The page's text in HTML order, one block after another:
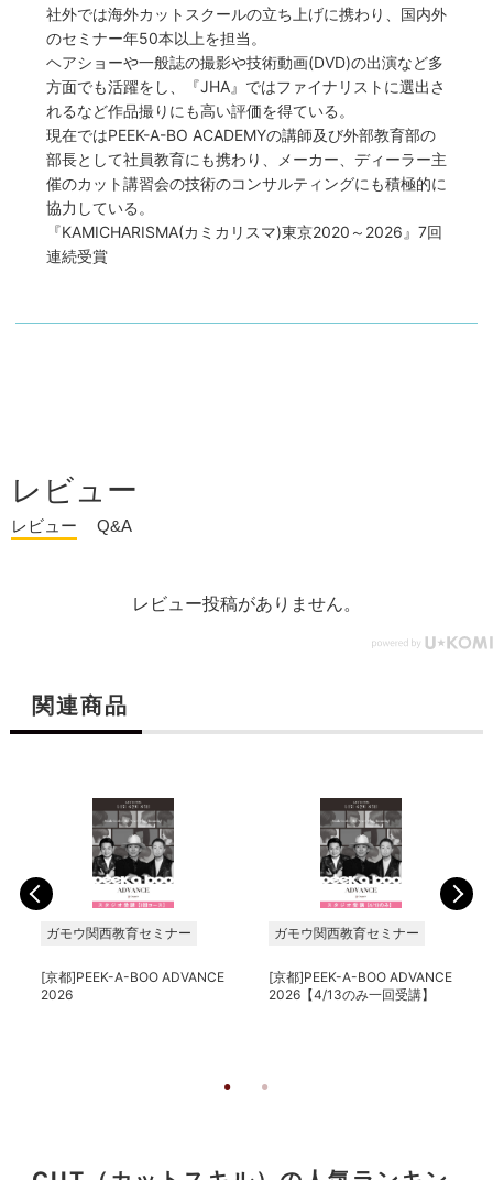
社外では海外カットスクールの立ち上げに携わり、国内外
のセミナー年50本以上を担当。
ヘアショーや一般誌の撮影や技術動画(DVD)の出演など多
方面でも活躍をし、『JHA』ではファイナリストに選出さ
れるなど作品撮りにも高い評価を得ている。
現在ではPEEK-A-BO ACADEMYの講師及び外部教育部の
部長として社員教育にも携わり、メーカー、ディーラー主
催のカット講習会の技術のコンサルティングにも積極的に
協力している。
『KAMICHARISMA(カミカリスマ)東京2020～2026』7回
連続受賞
レビュー
レビュー Q&A
レビュー投稿がありません。
関連商品
ガモウ関西教育セミナー
[京都]PEEK-A-BOO ADVANCE
2026
ガモウ関西教育セミナー
[京都]PEEK-A-BOO ADVANCE
2026【4/13のみ一回受講】